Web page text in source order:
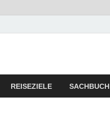
REISEZIELE SACHBUCH